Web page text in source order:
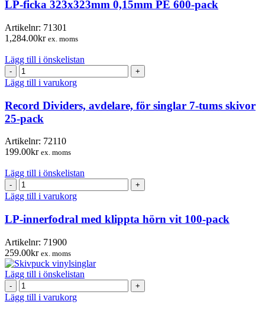
PE
pack
mängd
LP-ficka 323x323mm 0,15mm PE 600-pack
Artikelnr: 71301
1,284.00kr ex. moms
Lägg till i önskelistan
Record
Dividers,
avdelare,
singlar
7-
skivor
25-
mängd
Lägg till i varukorg
Record Dividers, avdelare, för singlar 7-tums skivor
25-pack
Artikelnr: 72110
199.00kr ex. moms
Lägg till i önskelistan
LP-
innerfodral
med
klippta
hörn
100-
pack
mängd
Lägg till i varukorg
LP-innerfodral med klippta hörn vit 100-pack
Artikelnr: 71900
259.00kr ex. moms
Lägg till i önskelistan
Skivpuck
vinylsinglar
mängd
Lägg till i varukorg